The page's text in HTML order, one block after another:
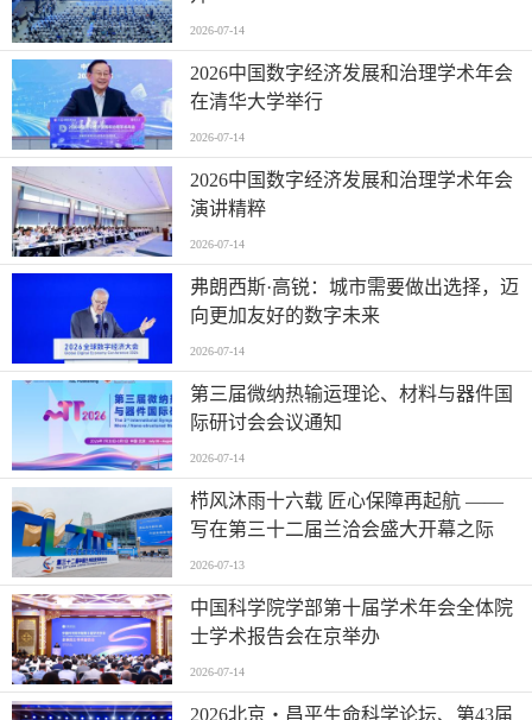
2026-07-14
2026中国数字经济发展和治理学术年会
在清华大学举行
2026-07-14
2026中国数字经济发展和治理学术年会
演讲精粹
2026-07-14
弗朗西斯·高锐：城市需要做出选择，迈
向更加友好的数字未来
2026-07-14
第三届微纳热输运理论、材料与器件国
际研讨会会议通知
2026-07-14
栉风沐雨十六载 匠心保障再起航 ——
写在第三十二届兰洽会盛大开幕之际
2026-07-13
中国科学院学部第十届学术年会全体院
士学术报告会在京举办
2026-07-14
2026北京・昌平生命科学论坛、第43届